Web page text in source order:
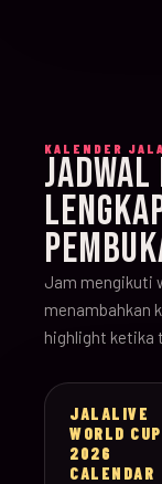
KALENDER
Jam mengikuti
menambahkan
highlight ketika
JALALIVE
WORLD CUP
2026
CALENDAR